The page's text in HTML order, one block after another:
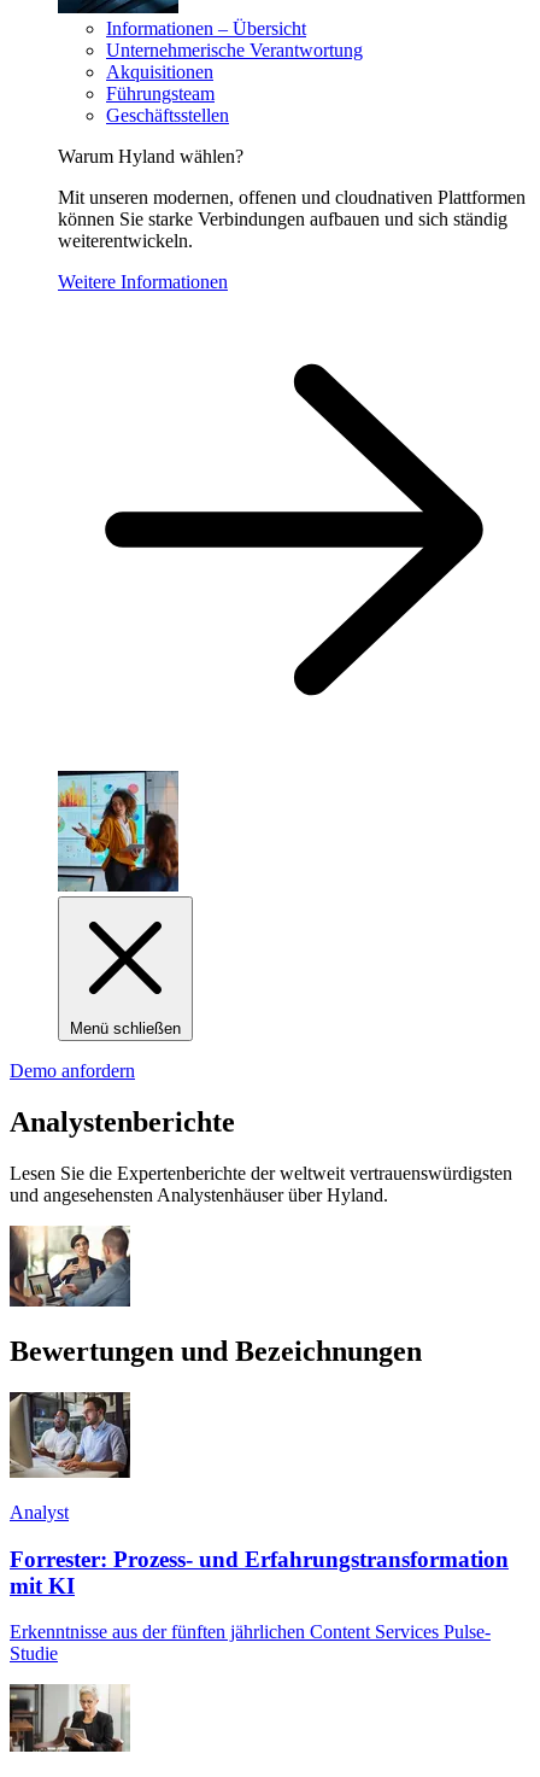
Informationen – Übersicht
Unternehmerische Verantwortung
Akquisitionen
Führungsteam
Geschäftsstellen
Warum Hyland wählen?
Mit unseren modernen, offenen und cloudnativen Plattformen
können Sie starke Verbindungen aufbauen und sich ständig
weiterentwickeln.
Weitere Informationen
Menü schließen
Demo anfordern
Analystenberichte
Lesen Sie die Expertenberichte der weltweit vertrauenswürdigsten
und angesehensten Analystenhäuser über Hyland.
Bewertungen und Bezeichnungen
Analyst
Forrester: Prozess- und Erfahrungstransformation
mit KI
Erkenntnisse aus der fünften jährlichen Content Services Pulse-
Studie